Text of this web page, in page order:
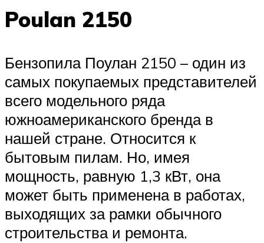
Poulan 2150
Бензопила Поулан 2150 – один из
самых покупаемых представителей
всего модельного ряда
южноамериканского бренда в
нашей стране. Относится к
бытовым пилам. Но, имея
мощность, равную 1,3 кВт, она
может быть применена в работах,
выходящих за рамки обычного
строительства и ремонта.